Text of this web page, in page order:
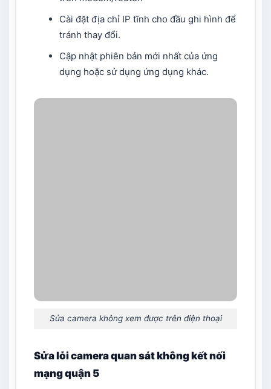
Cài đặt địa chỉ IP tĩnh cho đầu ghi hình để
tránh thay đổi.
Cập nhật phiên bản mới nhất của ứng
dụng hoặc sử dụng ứng dụng khác.
Sửa camera không xem được trên điện thoại
Sửa lỗi camera quan sát không kết nối
mạng quận 5